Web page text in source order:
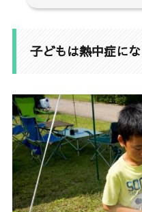
1. 子どもは熱中症にな
4. 甘くみないで！アウ
4-1. 涼しい服装をする
4-2. 直射日光を避ける
4-3. 水遊びをする
4-4. 水分・塩分を補
子どもは熱中症にな